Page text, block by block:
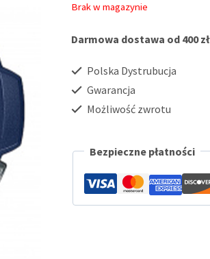
Brak w magazynie
Darmowa dostawa od 400 zł
Polska Dystrubucja
Gwarancja
Możliwość zwrotu
Bezpieczne płatności